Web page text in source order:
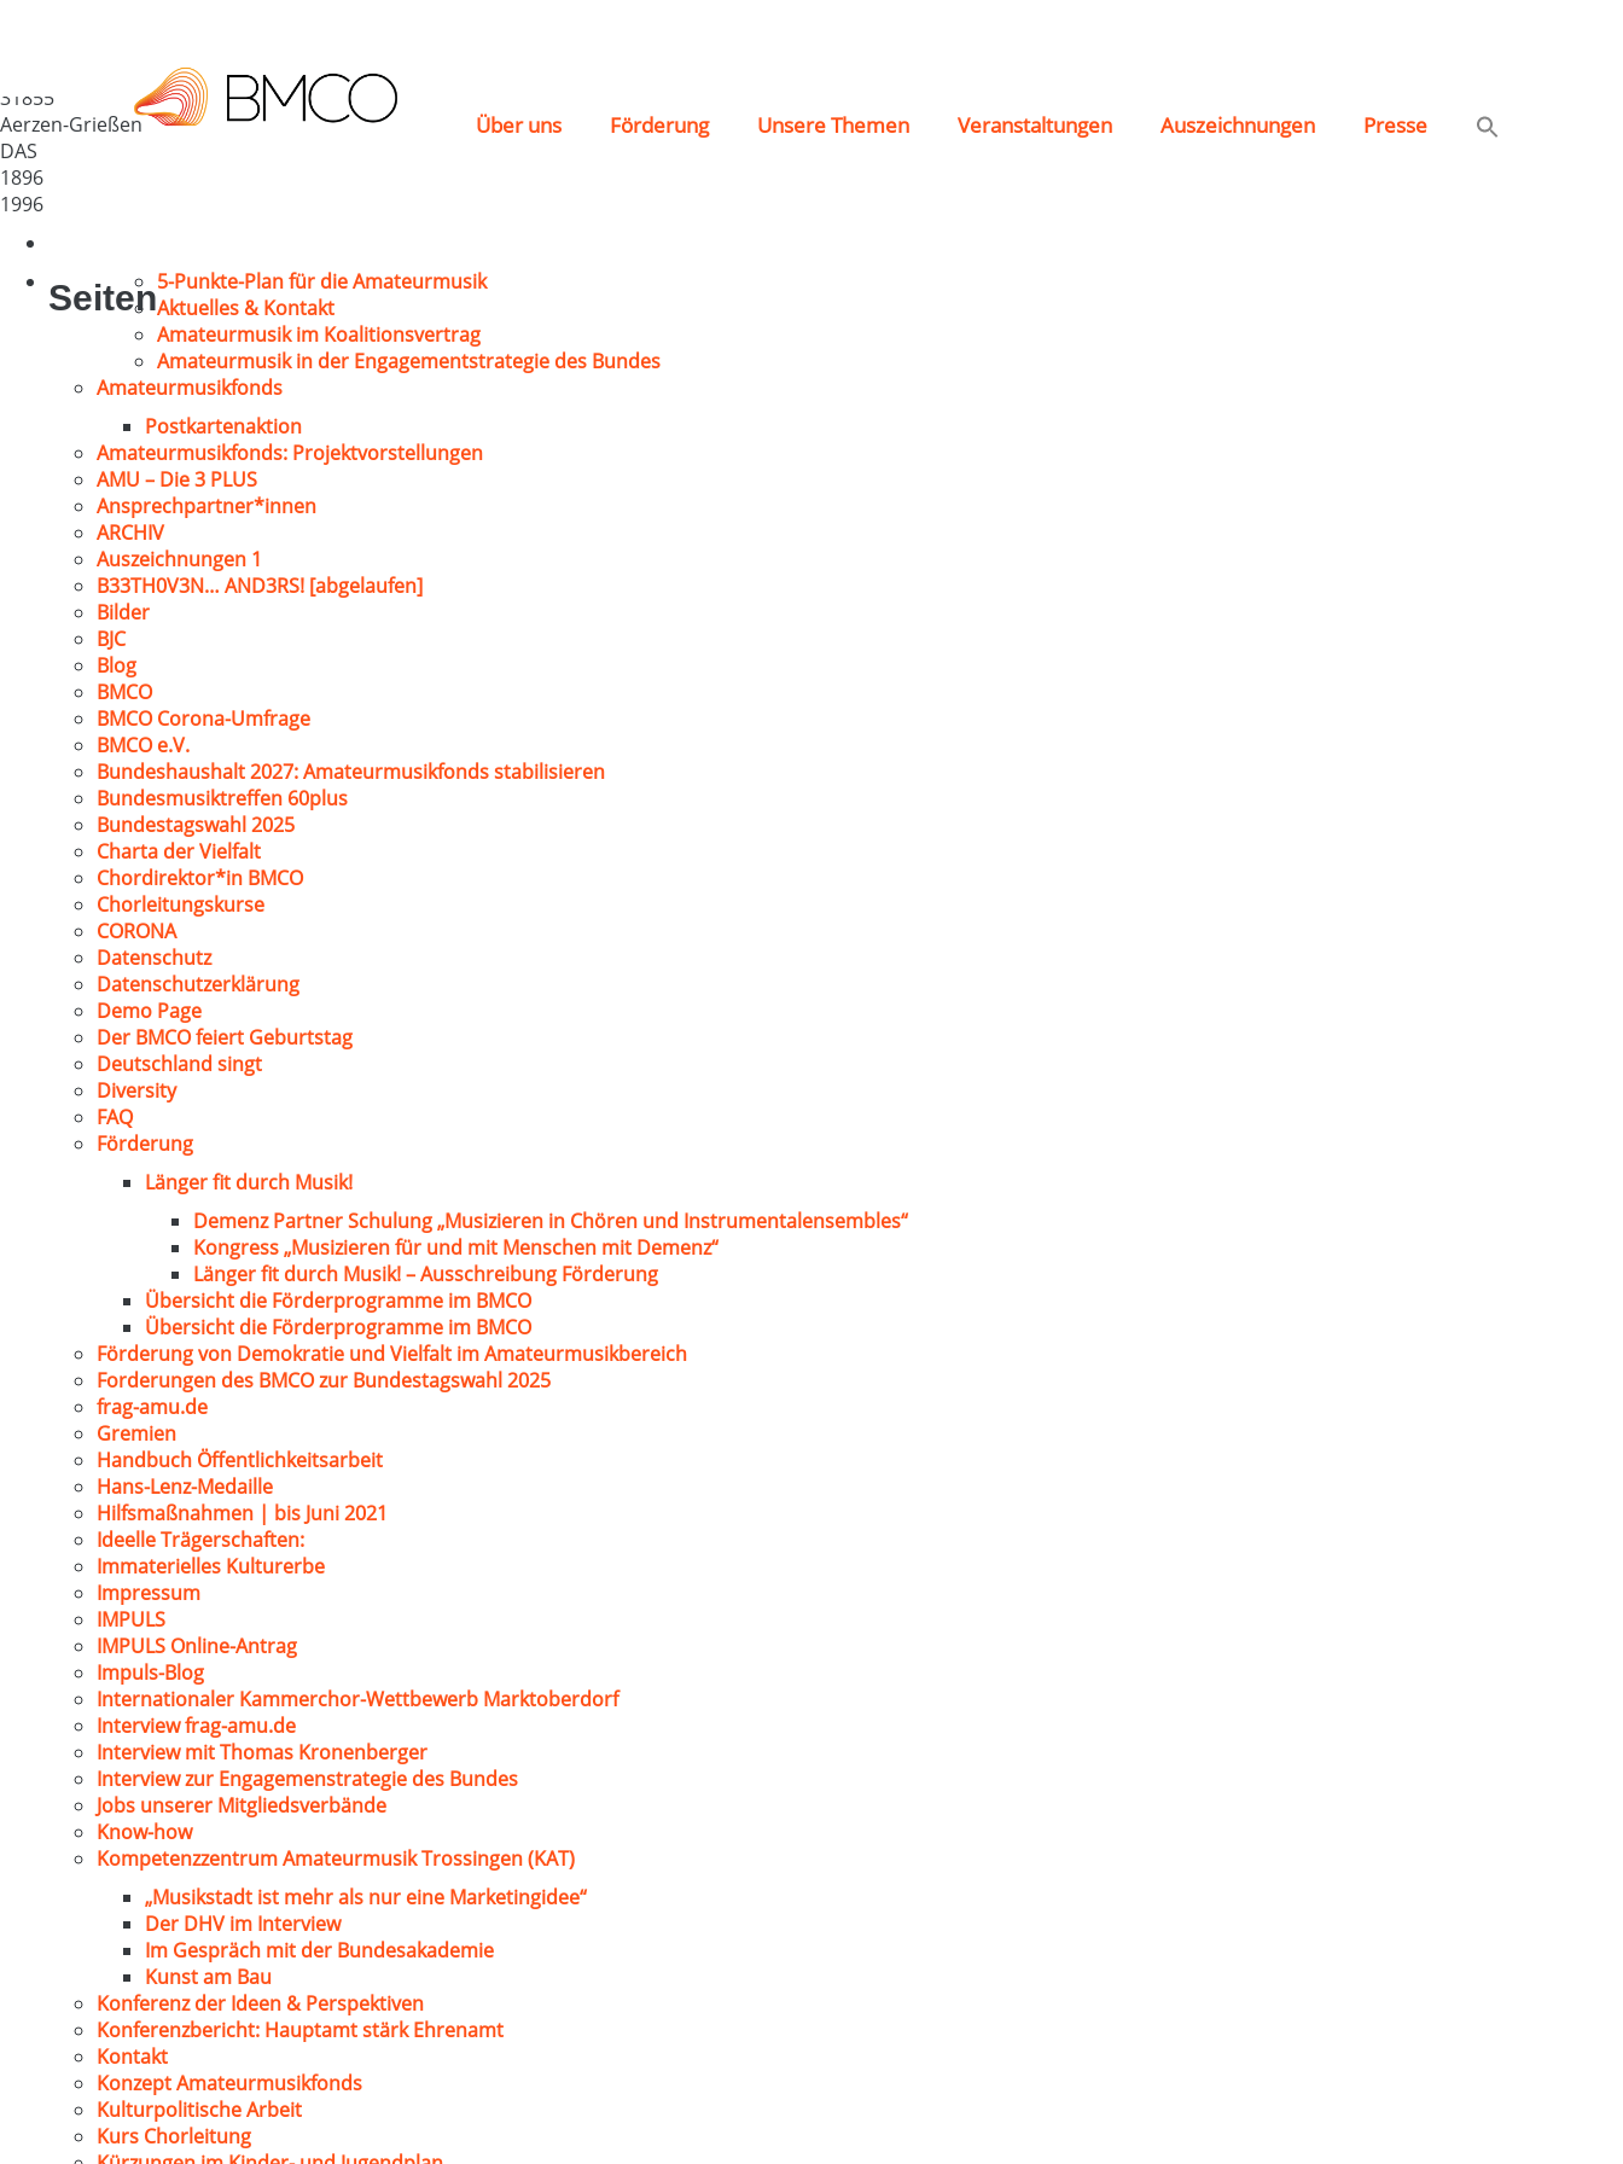
Über uns Förderung Unsere Themen Veranstaltungen Auszeichnungen Presse
31855
Aerzen-Grießen
DAS
1896
1996
Seiten5-Punkte-Plan für die Amateurmusik
Aktuelles & Kontakt
Amateurmusik im Koalitionsvertrag
Amateurmusik in der Engagementstrategie des Bundes
Amateurmusikfonds
Postkartenaktion
Amateurmusikfonds: Projektvorstellungen
AMU – Die 3 PLUS
Ansprechpartner*innen
ARCHIV
Auszeichnungen 1
B33TH0V3N… AND3RS! [abgelaufen]
Bilder
BJC
Blog
BMCO
BMCO Corona-Umfrage
BMCO e.V.
Bundeshaushalt 2027: Amateurmusikfonds stabilisieren
Bundesmusiktreffen 60plus
Bundestagswahl 2025
Charta der Vielfalt
Chordirektor*in BMCO
Chorleitungskurse
CORONA
Datenschutz
Datenschutzerklärung
Demo Page
Der BMCO feiert Geburtstag
Deutschland singt
Diversity
FAQ
Förderung
Länger fit durch Musik!
Demenz Partner Schulung „Musizieren in Chören und Instrumentalensembles“
Kongress „Musizieren für und mit Menschen mit Demenz“
Länger fit durch Musik! – Ausschreibung Förderung
Übersicht die Förderprogramme im BMCO
Übersicht die Förderprogramme im BMCO
Förderung von Demokratie und Vielfalt im Amateurmusikbereich
Forderungen des BMCO zur Bundestagswahl 2025
frag-amu.de
Gremien
Handbuch Öffentlichkeitsarbeit
Hans-Lenz-Medaille
Hilfsmaßnahmen | bis Juni 2021
Ideelle Trägerschaften:
Immaterielles Kulturerbe
Impressum
IMPULS
IMPULS Online-Antrag
Impuls-Blog
Internationaler Kammerchor-Wettbewerb Marktoberdorf
Interview frag-amu.de
Interview mit Thomas Kronenberger
Interview zur Engagemenstrategie des Bundes
Jobs unserer Mitgliedsverbände
Know-how
Kompetenzzentrum Amateurmusik Trossingen (KAT)
„Musikstadt ist mehr als nur eine Marketingidee“
Der DHV im Interview
Im Gespräch mit der Bundesakademie
Kunst am Bau
Konferenz der Ideen & Perspektiven
Konferenzbericht: Hauptamt stärk Ehrenamt
Kontakt
Konzept Amateurmusikfonds
Kulturpolitische Arbeit
Kurs Chorleitung